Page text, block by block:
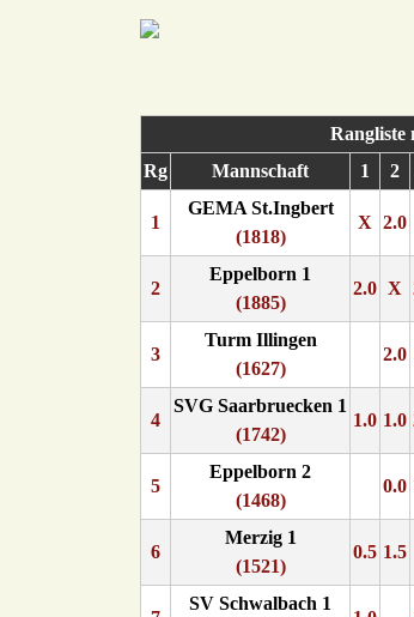
Rangliste
Rg
Mannschaft 1 2
1
GEMA St.Ingbert
(1818)
X 2.0
2
Eppelborn 1
(1885)
2.0 X
3
Turm Illingen
(1627)
2.0
4
SVG Saarbruecken 1
(1742)
1.0 1.0
5
Eppelborn 2
(1468)
0.0
6
Merzig 1
(1521)
0.5 1.5
SV Schwalbach 1